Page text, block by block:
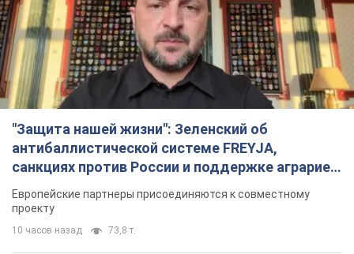
"Защита нашей жизни": Зеленский об
антибаллистической системе FREYJA,
санкциях против России и поддержке аграриев.
Видео
Европейские партнеры присоединяются к совместному
проекту
10 часов назад 73,8 т.